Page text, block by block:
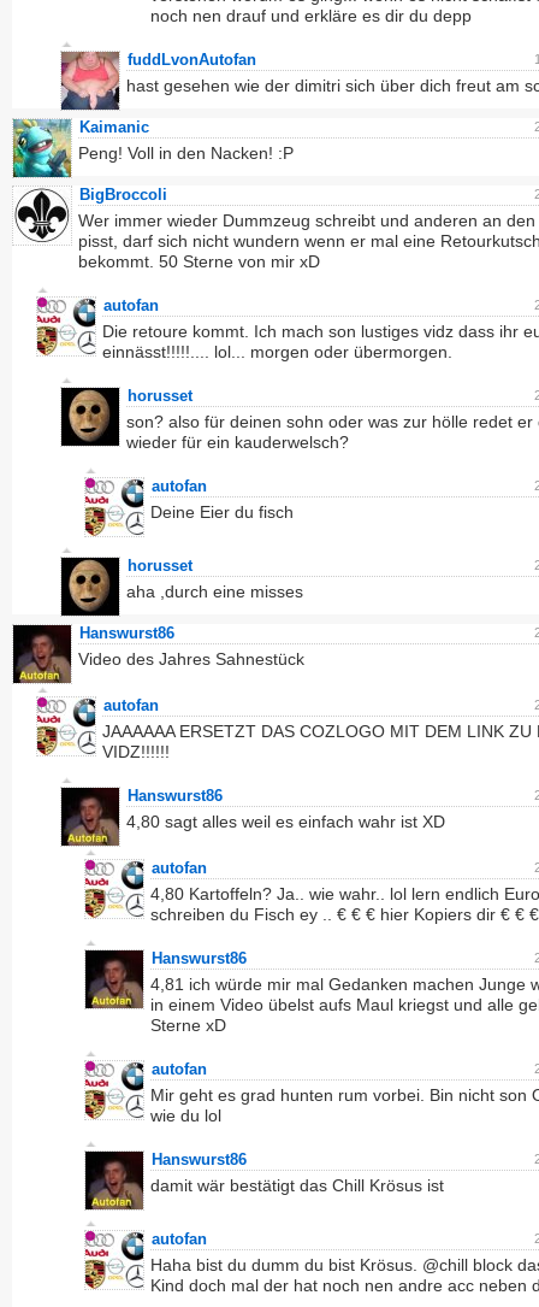
noch nen drauf und erkläre es dir du depp
fuddLvonAutofan
hast gesehen wie der dimitri sich über dich freut am
Kaimanic
Peng! Voll in den Nacken! :P
BigBroccoli
Wer immer wieder Dummzeug schreibt und anderen an
pisst, darf sich nicht wundern wenn er mal eine
bekommt. 50 Sterne von mir xD
autofan
Die retoure kommt. Ich mach son lustiges vidz dass ihr
einnässt!!!!!.... lol... morgen oder übermorgen.
horusset
son? also für deinen sohn oder was zur hölle redet er
wieder für ein kauderwelsch?
autofan
Deine Eier du fisch
horusset
aha ,durch eine misses
Hanswurst86
Video des Jahres Sahnestück
autofan
JAAAAAA ERSETZT DAS COZLOGO MIT DEM LINK ZU
VIDZ!!!!!!
Hanswurst86
4,80 sagt alles weil es einfach wahr ist XD
autofan
4,80 Kartoffeln? Ja.. wie wahr.. lol lern endlich
schreiben du Fisch ey .. € € € hier Kopiers dir € €
Hanswurst86
4,81 ich würde mir mal Gedanken machen Junge
in einem Video übelst aufs Maul kriegst und alle
Sterne xD
autofan
Mir geht es grad hunten rum vorbei. Bin nicht son
wie du lol
Hanswurst86
damit wär bestätigt das Chill Krösus ist
autofan
Haha bist du dumm du bist Krösus. @chill block
Kind doch mal der hat noch nen andre acc neben